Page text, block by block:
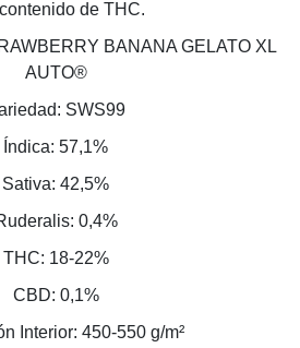
de THC.
BANANA GELATO XL
AUTO®
SWS99
Índica: 57,1%
Sativa: 42,5%
0,4%
THC: 18-22%
CBD: 0,1%
Interior: 450-550 g/m²